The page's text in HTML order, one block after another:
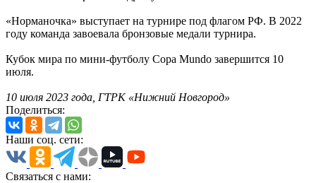
«Норманочка» выступает на турнире под флагом РФ. В 2022
году команда завоевала бронзовые медали турнира.
Кубок мира по мини-футболу Copa Mundo завершится 10
июля.
10 июля 2023 года, ГТРК «Нижний Новгород»
Поделиться:
Наши соц. сети:
Связаться с нами: